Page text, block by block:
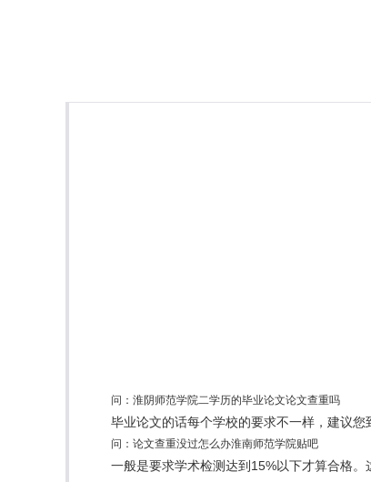
问：淮阴师范学院二学历的毕业论文论文查重吗
毕业论文的话每个学校的要求不一样，建议您
问：论文查重没过怎么办淮南师范学院贴吧
一般是要求学术检测达到15%以下才算合格